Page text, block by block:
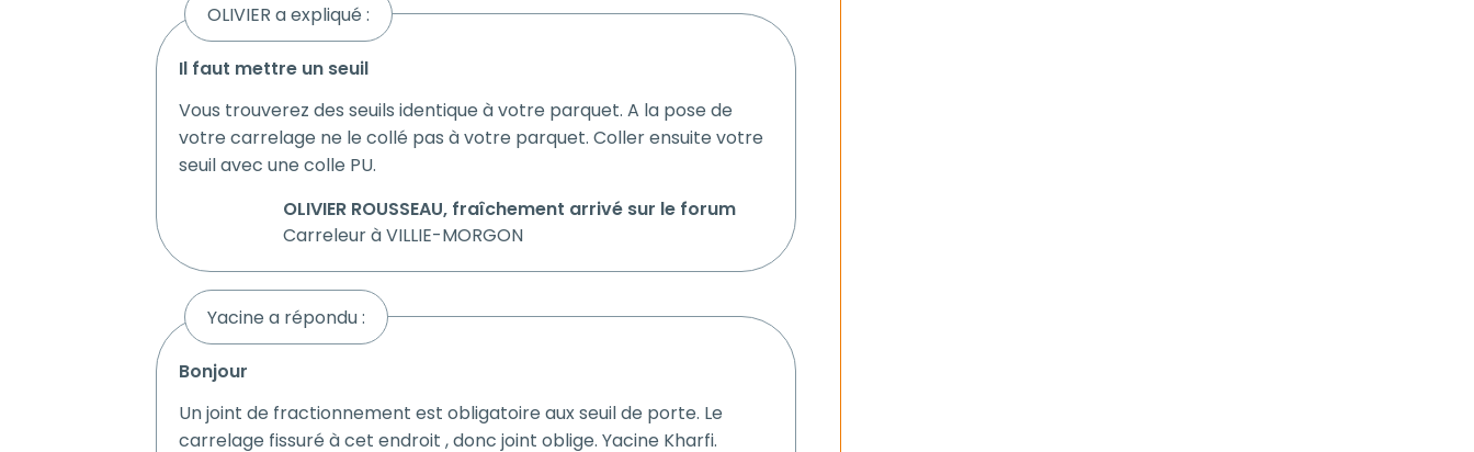
OLIVIER a expliqué :
il faut mettre un seuil
Vous trouverez des seuils identique à votre parquet. A la pose de
votre carrelage ne le collé pas à votre parquet. Coller ensuite votre
seuil avec une colle PU.
OLIVIER ROUSSEAU, fraîchement arrivé sur le forum
Carreleur à VILLIE-MORGON
Yacine a répondu :
bonjour
Un joint de fractionnement est obligatoire aux seuil de porte. Le
carrelage fissuré à cet endroit , donc joint oblige. Yacine Kharfi.